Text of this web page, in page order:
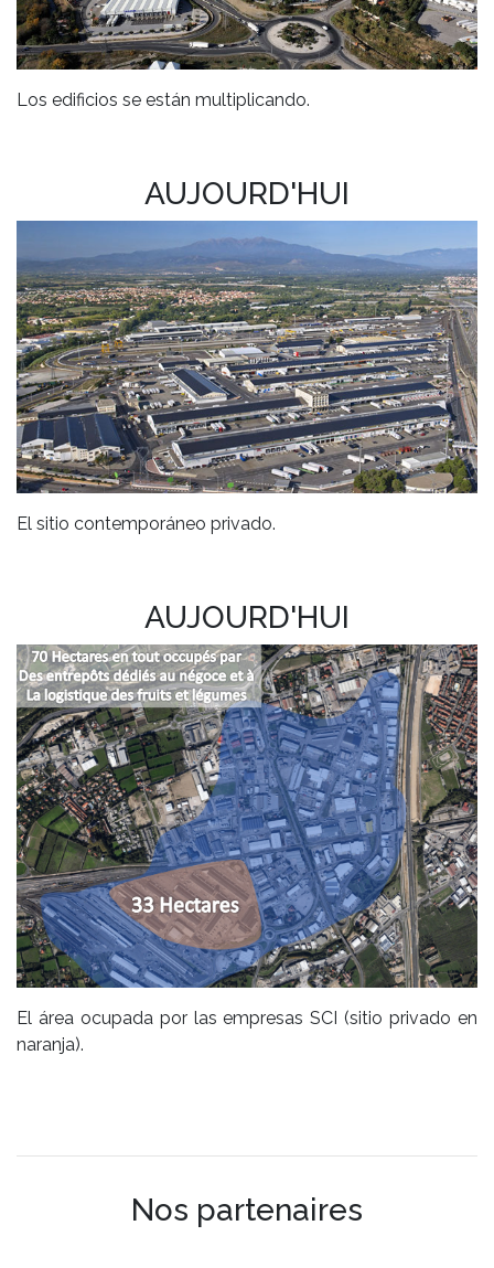
Los edificios se están multiplicando.
AUJOURD'HUI
El sitio contemporáneo privado.
AUJOURD'HUI
El área ocupada por las empresas SCI (sitio privado en
naranja).
Nos partenaires